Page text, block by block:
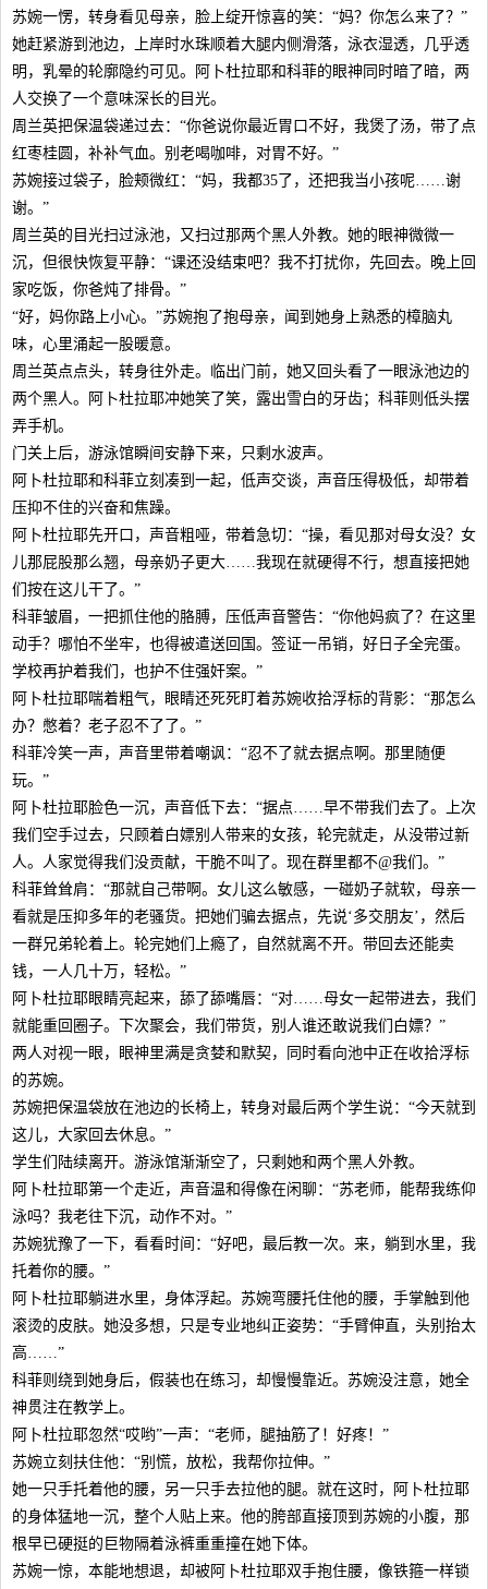
苏婉一愣，转身看见母亲，脸上绽开惊喜的笑：“妈？你怎么来了？”
她赶紧游到池边，上岸时水珠顺着大腿内侧滑落，泳衣湿透，几乎透
明，乳晕的轮廓隐约可见。阿卜杜拉耶和科菲的眼神同时暗了暗，两
人交换了一个意味深长的目光。
周兰英把保温袋递过去：“你爸说你最近胃口不好，我煲了汤，带了点
红枣桂圆，补补气血。别老喝咖啡，对胃不好。”
苏婉接过袋子，脸颊微红：“妈，我都35了，还把我当小孩呢……谢
谢。”
周兰英的目光扫过泳池，又扫过那两个黑人外教。她的眼神微微一
沉，但很快恢复平静：“课还没结束吧？我不打扰你，先回去。晚上回
家吃饭，你爸炖了排骨。”
“好，妈你路上小心。”苏婉抱了抱母亲，闻到她身上熟悉的樟脑丸
味，心里涌起一股暖意。
周兰英点点头，转身往外走。临出门前，她又回头看了一眼泳池边的
两个黑人。阿卜杜拉耶冲她笑了笑，露出雪白的牙齿；科菲则低头摆
弄手机。
门关上后，游泳馆瞬间安静下来，只剩水波声。
阿卜杜拉耶和科菲立刻凑到一起，低声交谈，声音压得极低，却带着
压抑不住的兴奋和焦躁。
阿卜杜拉耶先开口，声音粗哑，带着急切：“操，看见那对母女没？女
儿那屁股那么翘，母亲奶子更大……我现在就硬得不行，想直接把她
们按在这儿干了。”
科菲皱眉，一把抓住他的胳膊，压低声音警告：“你他妈疯了？在这里
动手？哪怕不坐牢，也得被遣送回国。签证一吊销，好日子全完蛋。
学校再护着我们，也护不住强奸案。”
阿卜杜拉耶喘着粗气，眼睛还死死盯着苏婉收拾浮标的背影：“那怎么
办？憋着？老子忍不了了。”
科菲冷笑一声，声音里带着嘲讽：“忍不了就去据点啊。那里随便
玩。”
阿卜杜拉耶脸色一沉，声音低下去：“据点……早不带我们去了。上次
我们空手过去，只顾着白嫖别人带来的女孩，轮完就走，从没带过新
人。人家觉得我们没贡献，干脆不叫了。现在群里都不@我们。”
科菲耸耸肩：“那就自己带啊。女儿这么敏感，一碰奶子就软，母亲一
看就是压抑多年的老骚货。把她们骗去据点，先说‘多交朋友’，然后
一群兄弟轮着上。轮完她们上瘾了，自然就离不开。带回去还能卖
钱，一人几十万，轻松。”
阿卜杜拉耶眼睛亮起来，舔了舔嘴唇：“对……母女一起带进去，我们
就能重回圈子。下次聚会，我们带货，别人谁还敢说我们白嫖？”
两人对视一眼，眼神里满是贪婪和默契，同时看向池中正在收拾浮标
的苏婉。
苏婉把保温袋放在池边的长椅上，转身对最后两个学生说：“今天就到
这儿，大家回去休息。”
学生们陆续离开。游泳馆渐渐空了，只剩她和两个黑人外教。
阿卜杜拉耶第一个走近，声音温和得像在闲聊：“苏老师，能帮我练仰
泳吗？我老往下沉，动作不对。”
苏婉犹豫了一下，看看时间：“好吧，最后教一次。来，躺到水里，我
托着你的腰。”
阿卜杜拉耶躺进水里，身体浮起。苏婉弯腰托住他的腰，手掌触到他
滚烫的皮肤。她没多想，只是专业地纠正姿势：“手臂伸直，头别抬太
高……”
科菲则绕到她身后，假装也在练习，却慢慢靠近。苏婉没注意，她全
神贯注在教学上。
阿卜杜拉耶忽然“哎哟”一声：“老师，腿抽筋了！好疼！”
苏婉立刻扶住他：“别慌，放松，我帮你拉伸。”
她一只手托着他的腰，另一只手去拉他的腿。就在这时，阿卜杜拉耶
的身体猛地一沉，整个人贴上来。他的胯部直接顶到苏婉的小腹，那
根早已硬挺的巨物隔着泳裤重重撞在她下体。
苏婉一惊，本能地想退，却被阿卜杜拉耶双手抱住腰，像铁箍一样锁